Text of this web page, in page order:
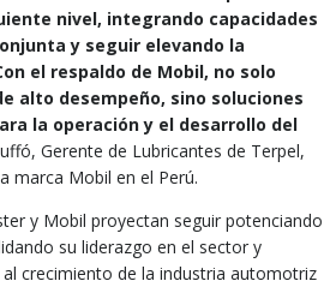
nivel, integrando capacidades
y seguir elevando la
el respaldo de Mobil, no solo
alto desempeño, sino soluciones
la operación y el desarrollo del
Gerente de Lubricantes de Terpel,
marca Mobil en el Perú.
y Mobil proyectan seguir potenciando
su liderazgo en el sector y
crecimiento de la industria automotriz